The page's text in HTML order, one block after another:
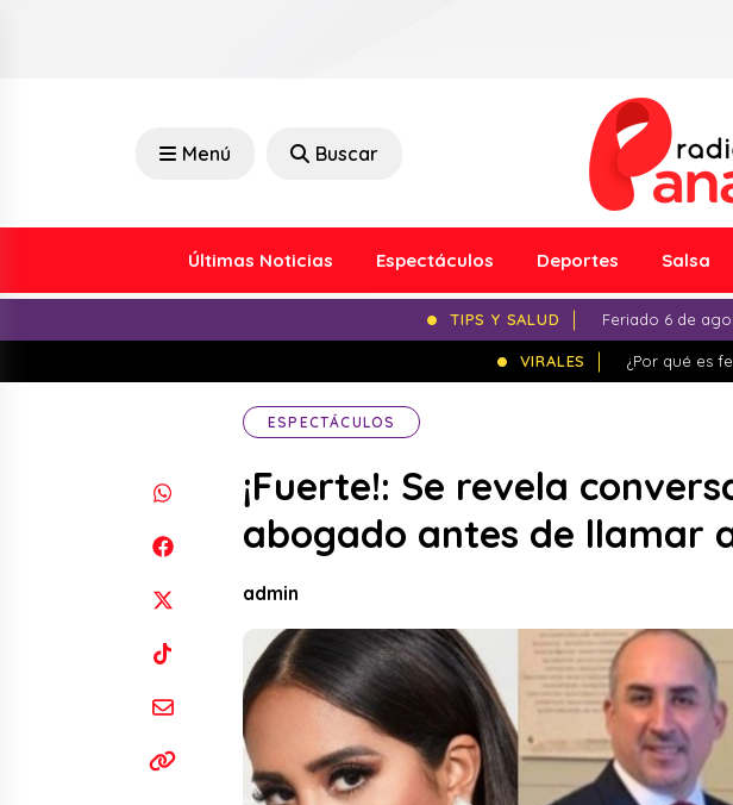
Menú Buscar
Últimas Noticias Espectáculos Deportes Salsa
TIPS Y SALUD Feriado 6 de
VIRALES ¿Por qué es
ESPECTÁCULOS
¡Fuerte!: Se revela
abogado antes de llamar a
admin